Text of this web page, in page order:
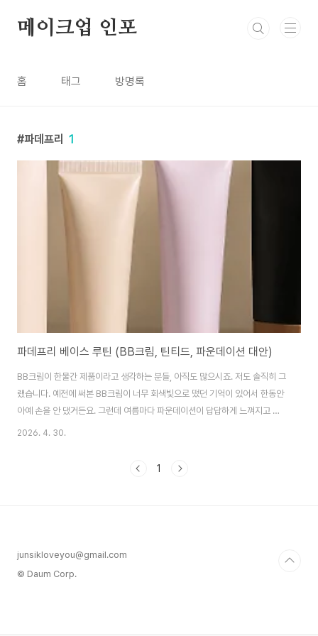
메이크업 인포
홈 태그 방명록
파데프리 1
파데프리 베이스 루틴 (BB크림, 틴티드, 파운데이션 대안)
BB크림이 한물간 제품이라고 생각하는 분들, 아직도 많으시죠. 저도 솔직히 그
랬습니다. 예전에 써본 BB크림이 너무 회색빛으로 떴던 기억이 있어서 한동안
아예 손을 안 댔거든요. 그런데 여름마다 파운데이션이 답답하게 느껴지고 선
크림만 바르고 나가면 얼굴이 칙칙해 보이는 게 계속 신경 쓰여서, 어쩔 수 없이
티드 제품, 지금은 다르다파데프리(파운데이션 프리)라는 말이 베이스 메이크
2026. 4. 30.
1
junsikloveyou@gmail.com
© Daum Corp.